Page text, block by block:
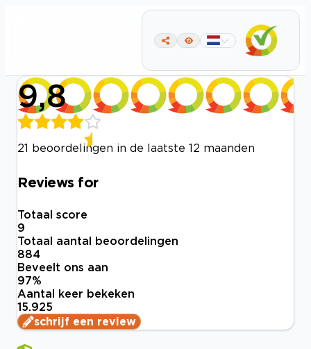
9,8
21 beoordelingen in de laatste 12 maanden
Reviews for
Totaal score
9
Totaal aantal beoordelingen
884
Beveelt ons aan
97%
Aantal keer bekeken
15.925
schrijf een review